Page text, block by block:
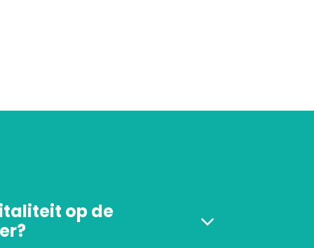
op de